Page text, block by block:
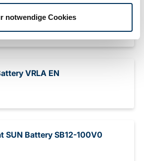
notwendige Cookies
VRLA EN
SUN Battery SB12-100V0